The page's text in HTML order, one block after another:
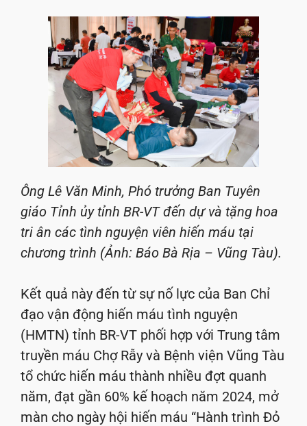
Ông Lê Văn Minh, Phó trưởng Ban Tuyên
giáo Tỉnh ủy tỉnh BR-VT đến dự và tặng hoa
tri ân các tình nguyện viên hiến máu tại
chương trình (Ảnh: Báo Bà Rịa – Vũng Tàu).
Kết quả này đến từ sự nố lực của Ban Chỉ
đạo vận động hiến máu tình nguyện
(HMTN) tỉnh BR-VT phối hợp với Trung tâm
truyền máu Chợ Rẫy và Bệnh viện Vũng Tàu
tổ chức hiến máu thành nhiều đợt quanh
năm, đạt gần 60% kế hoạch năm 2024, mở
màn cho ngày hội hiến máu “Hành trình Đỏ